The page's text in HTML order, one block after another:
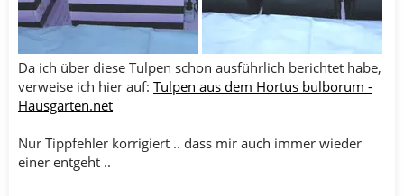
Da ich über diese Tulpen schon ausführlich berichtet habe,
verweise ich hier auf: Tulpen aus dem Hortus bulborum -
Hausgarten.net
Nur Tippfehler korrigiert .. dass mir auch immer wieder
einer entgeht ..